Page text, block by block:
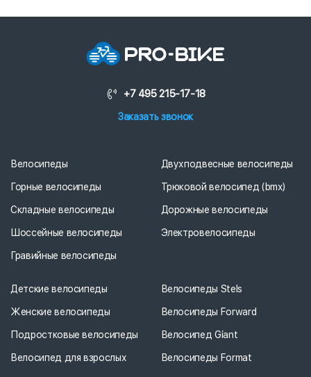
+7 495 215-17-18
Заказать звонок
Велосипеды
Горные велосипеды
Складные велосипеды
Шоссейные велосипеды
Гравийные велосипеды
Двухподвесные велосипеды
Трюковой велосипед (bmx)
Дорожные велосипеды
Электровелосипеды
Детские велосипеды
Женские велосипеды
Подростковые велосипеды
Велосипед для взрослых
Велосипеды Stels
Велосипеды Forward
Велосипед Giant
Велосипеды Format